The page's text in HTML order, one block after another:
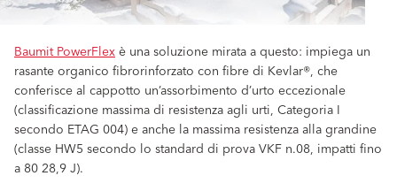
Baumit PowerFlexè una soluzione mirata a questo: impiega un
rasante organico fibrorinforzato con fibre di Kevlar®, che
conferisce al cappotto un’assorbimento d’urto eccezionale
(classificazione massima di resistenza agli urti, Categoria I
secondo ETAG 004) e anche la massima resistenza alla grandine
(classe HW5 secondo lo standard di prova VKF n.08, impatti fino
a 80 28,9 J).